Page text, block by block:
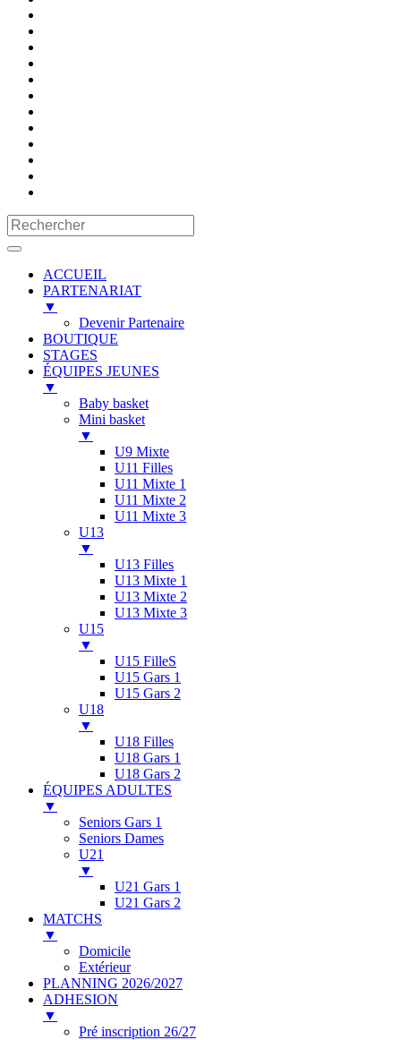
ACCUEIL
PARTENARIAT
▼
Devenir Partenaire
BOUTIQUE
STAGES
ÉQUIPES JEUNES
▼
Baby basket
Mini basket
▼
U9 Mixte
U11 Filles
U11 Mixte 1
U11 Mixte 2
U11 Mixte 3
U13
▼
U13 Filles
U13 Mixte 1
U13 Mixte 2
U13 Mixte 3
U15
▼
U15 FilleS
U15 Gars 1
U15 Gars 2
U18
▼
U18 Filles
U18 Gars 1
U18 Gars 2
ÉQUIPES ADULTES
▼
Seniors Gars 1
Seniors Dames
U21
▼
U21 Gars 1
U21 Gars 2
MATCHS
▼
Domicile
Extérieur
PLANNING 2026/2027
ADHESION
▼
Pré inscription 26/27